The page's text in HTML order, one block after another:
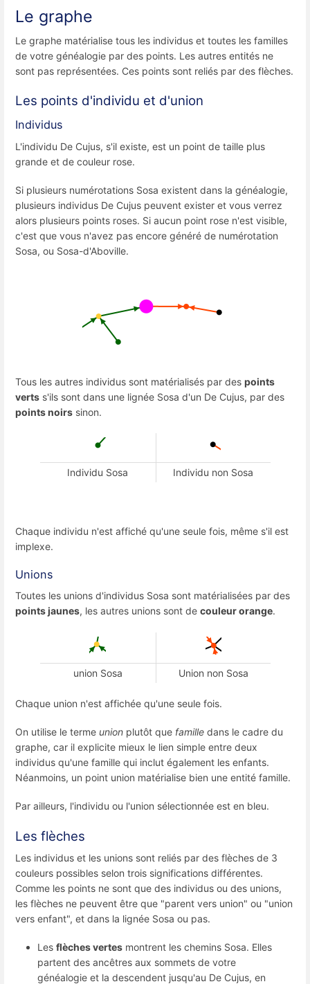
Le graphe
Le graphe matérialise tous les individus et toutes les familles
de votre généalogie par des points. Les autres entités ne
sont pas représentées. Ces points sont reliés par des flèches.
Les points d'individu et d'union
Individus
L'individu De Cujus, s'il existe, est un point de taille plus
grande et de couleur rose.
Si plusieurs numérotations Sosa existent dans la généalogie,
plusieurs individus De Cujus peuvent exister et vous verrez
alors plusieurs points roses. Si aucun point rose n'est visible,
c'est que vous n'avez pas encore généré de numérotation
Sosa, ou Sosa-d'Aboville.
Tous les autres individus sont matérialisés par des points
verts s'ils sont dans une lignée Sosa d'un De Cujus, par des
points noirs sinon.
Individu Sosa Individu non Sosa
Chaque individu n'est affiché qu'une seule fois, même s'il est
implexe.
Unions
Toutes les unions d'individus Sosa sont matérialisées par des
points jaunes, les autres unions sont de couleur orange.
union Sosa Union non Sosa
Chaque union n'est affichée qu'une seule fois.
On utilise le terme union plutôt que famille dans le cadre du
graphe, car il explicite mieux le lien simple entre deux
individus qu'une famille qui inclut également les enfants.
Néanmoins, un point union matérialise bien une entité famille.
Par ailleurs, l'individu ou l'union sélectionnée est en bleu.
Les flèches
Les individus et les unions sont reliés par des flèches de 3
couleurs possibles selon trois significations différentes.
Comme les points ne sont que des individus ou des unions,
les flèches ne peuvent être que "parent vers union" ou "union
vers enfant", et dans la lignée Sosa ou pas.
Les flèches vertes montrent les chemins Sosa. Elles
partent des ancêtres aux sommets de votre
généalogie et la descendent jusqu'au De Cujus, en